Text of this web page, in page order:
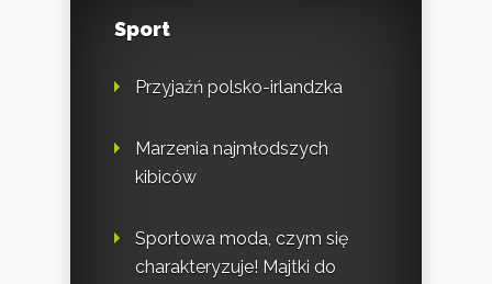
Sport
Przyjaźń polsko-irlandzka
Marzenia najmłodszych
kibiców
Sportowa moda, czym się
charakteryzuje! Majtki do